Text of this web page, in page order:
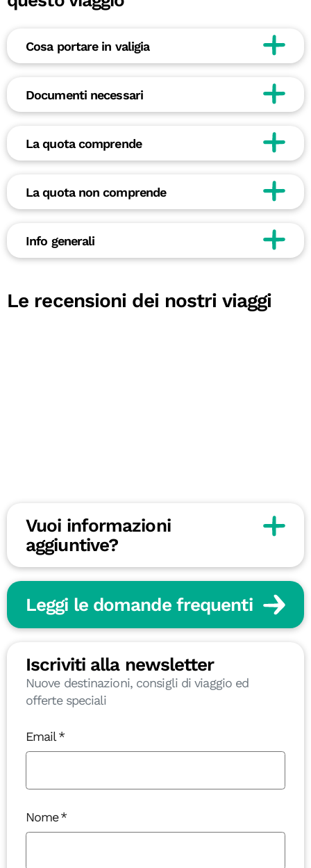
Cosa portare in valigia
Documenti necessari
La quota comprende
La quota non comprende
Info generali
Le recensioni dei nostri viaggi
Vuoi informazioni
aggiuntive?
Leggi le domande frequenti
Iscriviti alla newsletter
Nuove destinazioni, consigli di viaggio ed
offerte speciali
Email
Nome